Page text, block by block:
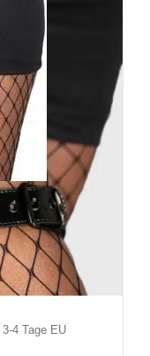
Tasche
4 Tage EU